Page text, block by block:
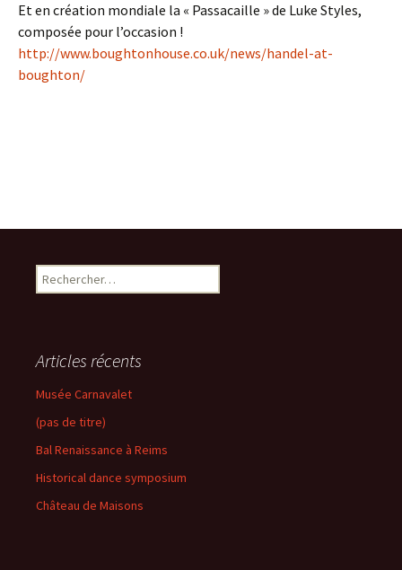
Et en création mondiale la « Passacaille » de Luke Styles,
composée pour l’occasion !
http://www.boughtonhouse.co.uk/news/handel-at-
boughton/
Rechercher :
Articles récents
Musée Carnavalet
(pas de titre)
Bal Renaissance à Reims
Historical dance symposium
Château de Maisons